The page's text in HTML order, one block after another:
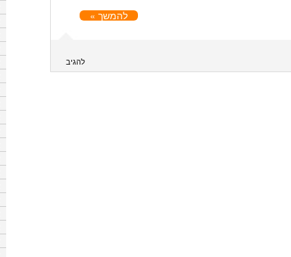
להמשך »
להגיב